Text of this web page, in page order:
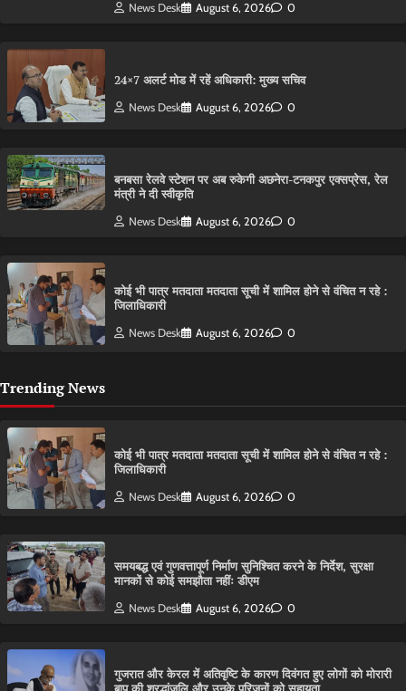
News Desk August 6, 2026 0
24×7 अलर्ट मोड में रहें अधिकारी: मुख्य सचिव
News Desk August 6, 2026 0
बनबसा रेलवे स्टेशन पर अब रुकेगी अछनेरा-टनकपुर एक्सप्रेस, रेल
मंत्री ने दी स्वीकृति
News Desk August 6, 2026 0
कोई भी पात्र मतदाता मतदाता सूची में शामिल होने से वंचित न रहे :
जिलाधिकारी
News Desk August 6, 2026 0
Trending News
कोई भी पात्र मतदाता मतदाता सूची में शामिल होने से वंचित न रहे :
जिलाधिकारी
News Desk August 6, 2026 0
समयबद्ध एवं गुणवत्तापूर्ण निर्माण सुनिश्चित करने के निर्देश, सुरक्षा
मानकों से कोई समझौता नहींः डीएम
News Desk August 6, 2026 0
गुजरात और केरल में अतिवृष्टि के कारण दिवंगत हुए लोगों को मोरारी